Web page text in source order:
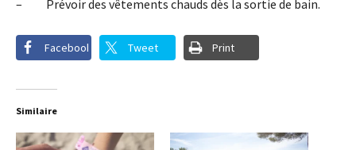
– Prévoir des vêtements chauds dès la sortie de bain.
Facebook Tweet Print
Similaire